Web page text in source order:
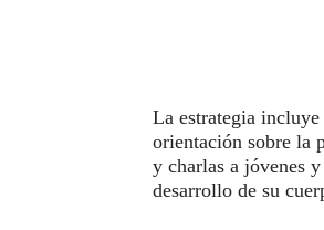
La estrategia
orientación sobre la
y charlas a jóvenes
desarrollo de su